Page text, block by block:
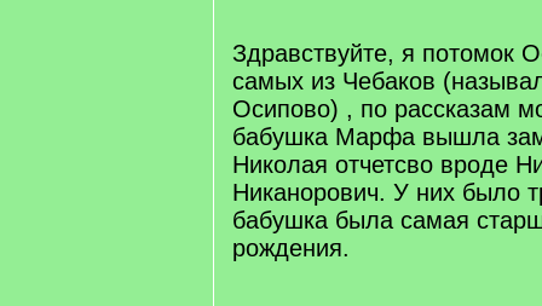
Здравствуйте, я потомок
самых из Чебаков
Осипово) , по рассказам
бабушка Марфа вышла
Николая отчетсво вроде
Никанорович. У них было
бабушка была самая
рождения.